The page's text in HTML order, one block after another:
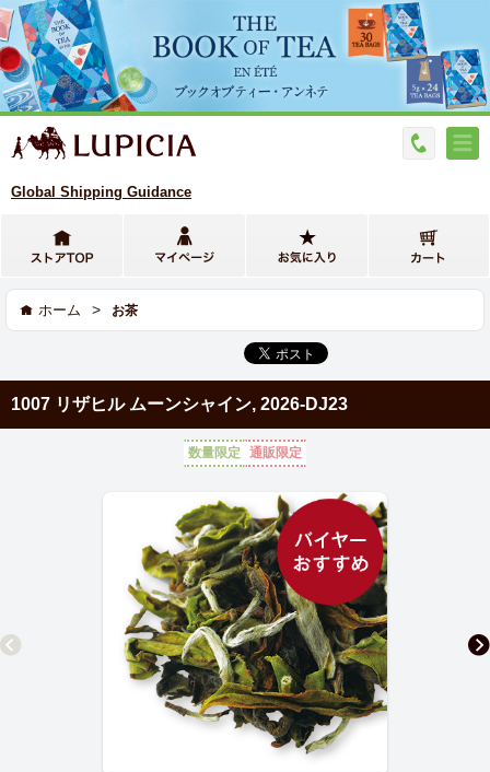
Global Shipping Guidance
ホーム > お茶
1007 リザヒル ムーンシャイン, 2026-DJ23
数量限定 通販限定